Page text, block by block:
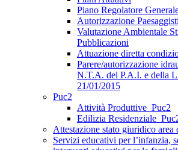
Piano Regolatore
Autorizzazione
Valutazione Ambientale
Pubblicazioni
Attuazione diretta
Parere/autorizzazione
N.T.A. del P.A.I. e della
21/01/2015
Puc2
Attività Produttive_Puc2
Edilizia
Attestazione stato giuridico area
Servizi educativi per l’infanzia,